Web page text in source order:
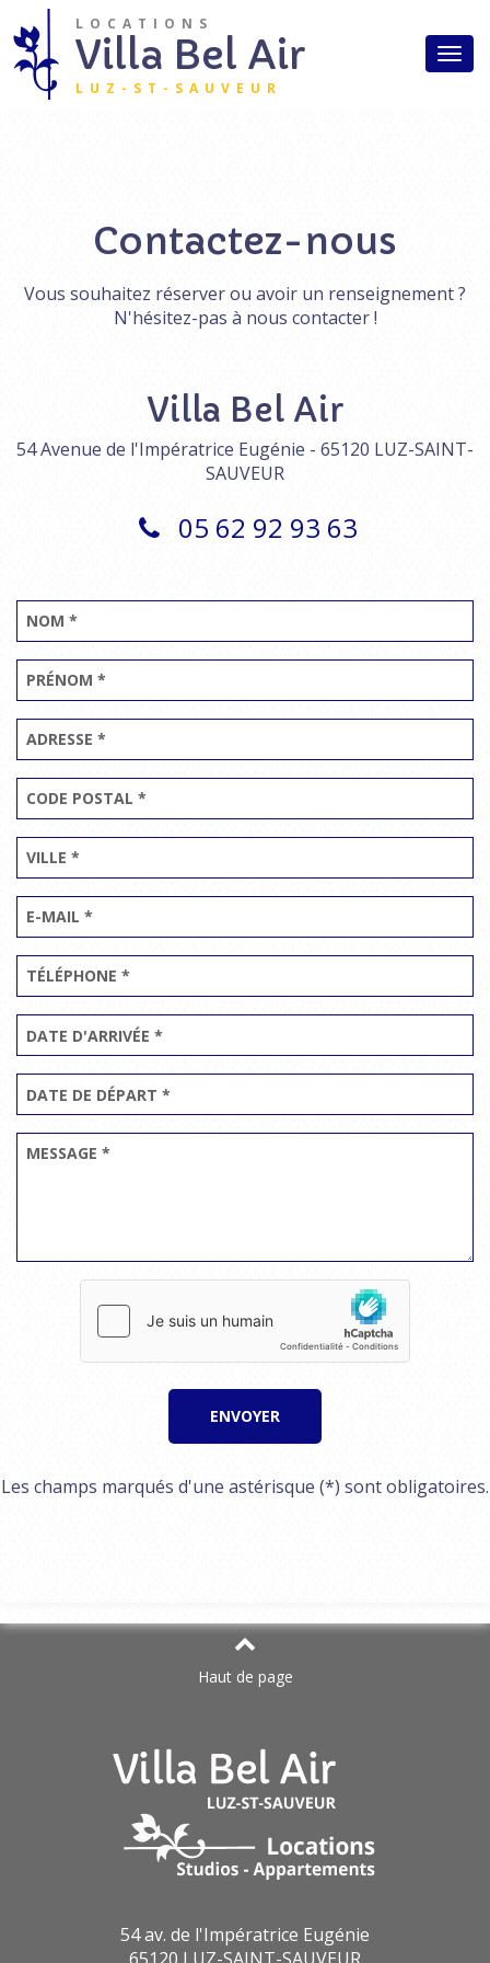
Aller au contenu principal
Accueil
Studios
Accès
Contact
Villa Bel Air
LOCATIONS
LUZ-ST-SAUVEUR
Contactez-nous
Vous souhaitez réserver ou avoir un renseignement ?
N'hésitez-pas à nous contacter !
Villa Bel Air
54 Avenue de l'Impératrice Eugénie - 65120 LUZ-SAINT-
SAUVEUR
05 62 92 93 63
Les champs marqués d'une astérisque (*) sont obligatoires.
Haut de page
54 av. de l'Impératrice Eugénie